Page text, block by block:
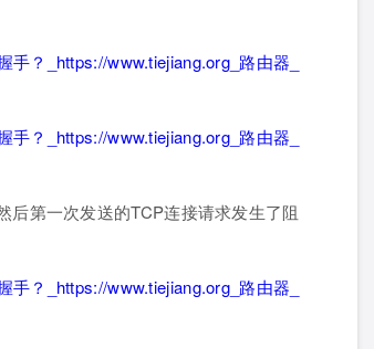
第一次发送的TCP连接请求发生了阻